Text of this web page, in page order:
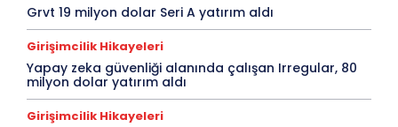
Grvt 19 milyon dolar Seri A yatırım aldı
Girişimcilik Hikayeleri
Yapay zeka güvenliği alanında çalışan Irregular, 80
milyon dolar yatırım aldı
Girişimcilik Hikayeleri